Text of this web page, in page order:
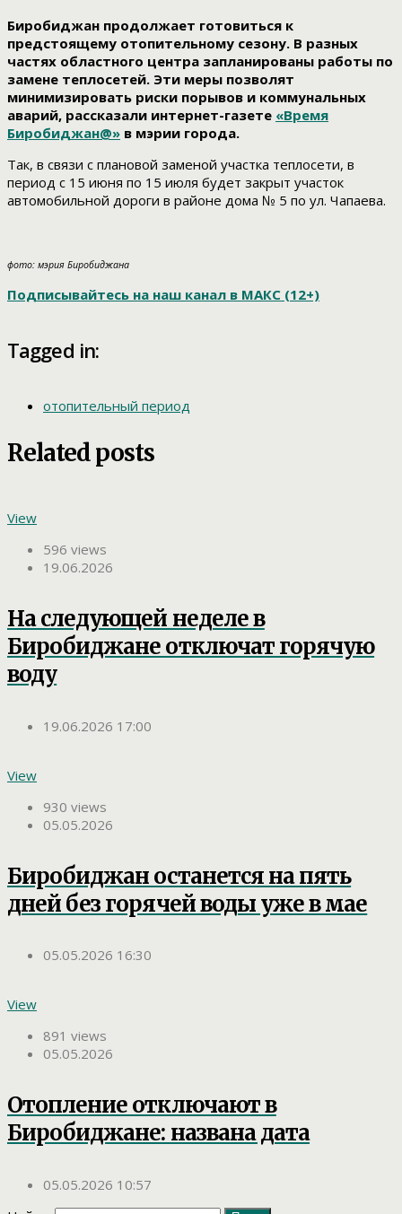
Биробиджан продолжает готовиться к
предстоящему отопительному сезону. В разных
частях областного центра запланированы работы по
замене теплосетей. Эти меры позволят
минимизировать риски порывов и коммунальных
аварий, рассказали интернет-газете «Время
Биробиджан@» в мэрии города.
Так, в связи с плановой заменой участка теплосети, в
период с 15 июня по 15 июля будет закрыт участок
автомобильной дороги в районе дома № 5 по ул. Чапаева.
фото: мэрия Биробиджана
Подписывайтесь на наш канал в МАКС (12+)
Tagged in:
отопительный период
Related posts
View
596 views
19.06.2026
На следующей неделе в
Биробиджане отключат горячую
воду
19.06.2026 17:00
View
930 views
05.05.2026
Биробиджан останется на пять
дней без горячей воды уже в мае
05.05.2026 16:30
View
891 views
05.05.2026
Отопление отключают в
Биробиджане: названа дата
05.05.2026 10:57